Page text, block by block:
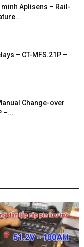
Aplisens – Rail-
– CT-MFS.21P –
Change-over
–...